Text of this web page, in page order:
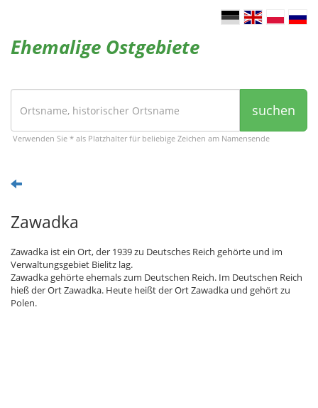
Ehemalige Ostgebiete
suchen
Verwenden Sie * als Platzhalter für beliebige Zeichen am Namensende
Zawadka
Zawadka ist ein Ort, der 1939 zu Deutsches Reich gehörte und im
Verwaltungsgebiet Bielitz lag.
Zawadka gehörte ehemals zum Deutschen Reich. Im Deutschen Reich
hieß der Ort Zawadka. Heute heißt der Ort Zawadka und gehört zu
Polen.